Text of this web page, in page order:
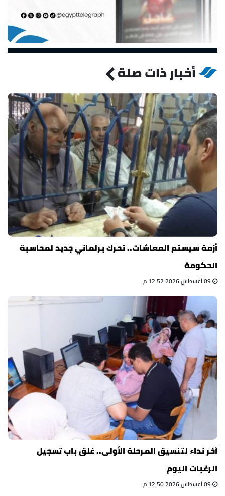
أخبار ذات صلة
أزمة سيستم المعاشات.. تحرك برلماني جديد لمحاسبة
الحكومة
آخر نداء لتنسيق المرحلة الأولى.. غلق باب تسجيل
الرغبات اليوم